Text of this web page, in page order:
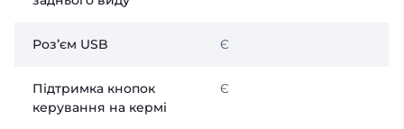
Розʼєм USB Є
Підтримка кнопок
керування на кермі
Є